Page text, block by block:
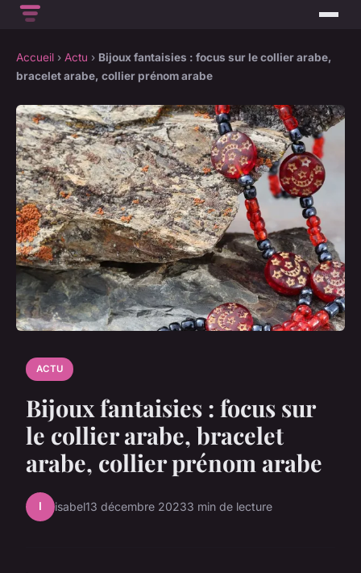
Accueil › Actu › Bijoux fantaisies : focus sur le collier arabe,
bracelet arabe, collier prénom arabe
ACTU
Bijoux fantaisies : focus sur
le collier arabe, bracelet
arabe, collier prénom arabe
I isabel13 décembre 20233 min de lecture